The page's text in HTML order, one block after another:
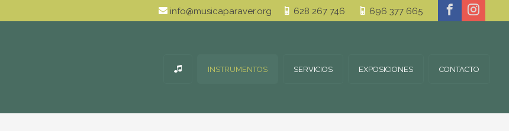
info@musicaparaver.org 628 267 746 696 377 665
INSTRUMENTOS SERVICIOS EXPOSICIONES CONTACTO